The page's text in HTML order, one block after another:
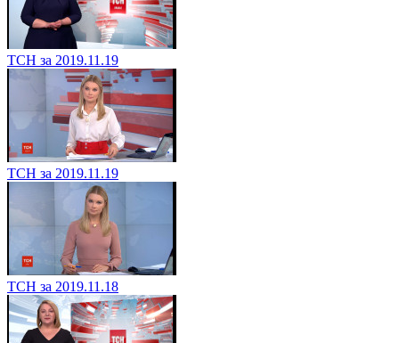
ТСН за 2019.11.19
ТСН за 2019.11.19
ТСН за 2019.11.18